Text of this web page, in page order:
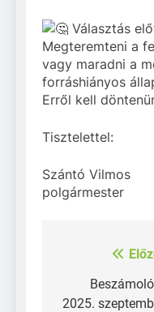
Választás
Megteremteni a
vagy maradni a
forráshiányos
Erről kell
Tisztelettel:
Szántó Vilmos
polgármester
Bejegyzés
navigáció
2025.